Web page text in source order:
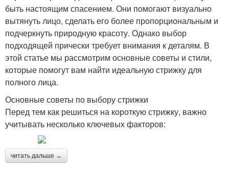
быть настоящим спасением. Они помогают визуально
вытянуть лицо, сделать его более пропорциональным и
подчеркнуть природную красоту. Однако выбор
подходящей прически требует внимания к деталям. В
этой статье мы рассмотрим основные советы и стили,
которые помогут вам найти идеальную стрижку для
полного лица.
Основные советы по выбору стрижки
Перед тем как решиться на короткую стрижку, важно
учитывать несколько ключевых факторов:
читать дальше →